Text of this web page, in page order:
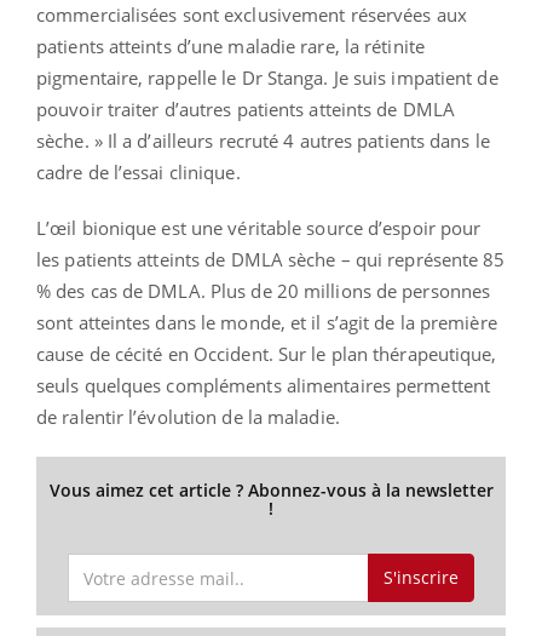
commercialisées sont exclusivement réservées aux
patients atteints d’une maladie rare, la rétinite
pigmentaire, rappelle le Dr Stanga. Je suis impatient de
pouvoir traiter d’autres patients atteints de DMLA
sèche. » Il a d’ailleurs recruté 4 autres patients dans le
cadre de l’essai clinique.
L’œil bionique est une véritable source d’espoir pour
les patients atteints de DMLA sèche – qui représente 85
% des cas de DMLA. Plus de 20 millions de personnes
sont atteintes dans le monde, et il s’agit de la première
cause de cécité en Occident. Sur le plan thérapeutique,
seuls quelques compléments alimentaires permettent
de ralentir l’évolution de la maladie.
Vous aimez cet article ? Abonnez-vous à la newsletter
!
S'inscrire